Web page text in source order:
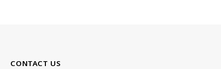
CONTACT US